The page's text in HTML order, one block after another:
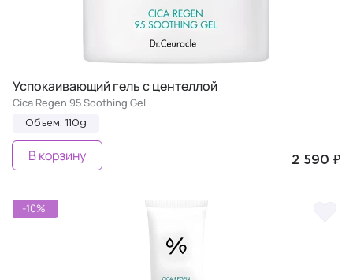
Успокаивающий гель с центеллой
Cica Regen 95 Soothing Gel
Объем: 110g
2 590 ₽
В корзину
-10%